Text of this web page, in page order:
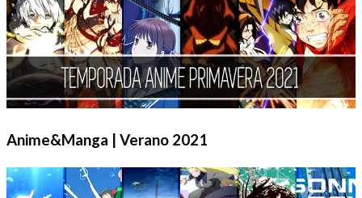
Anime&Manga | Verano 2021